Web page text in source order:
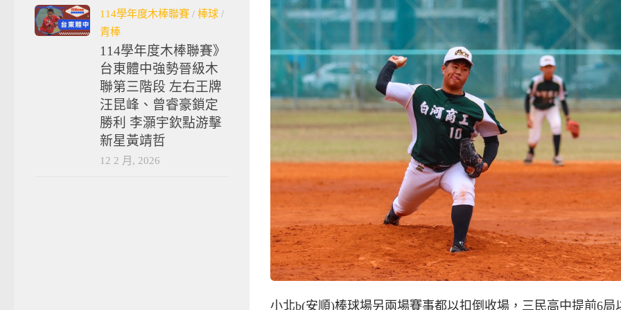
小北b(安順)棒球場另兩場賽事都以扣倒收場，三民高中提前6局
114學年度木棒聯賽 / 棒球 /
青棒
114學年度木棒聯賽》
台東體中強勢晉級木
聯第三階段 左右王牌
汪昆峰、曾睿豪鎖定
勝利 李灝宇欽點游擊
新星黃靖哲
12 2 月, 2026